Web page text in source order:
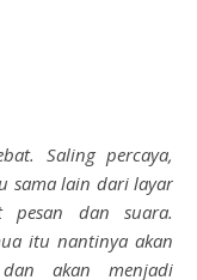
Saling percaya,
sama lain dari layar
pesan dan suara.
itu nantinya akan
akan menjadi